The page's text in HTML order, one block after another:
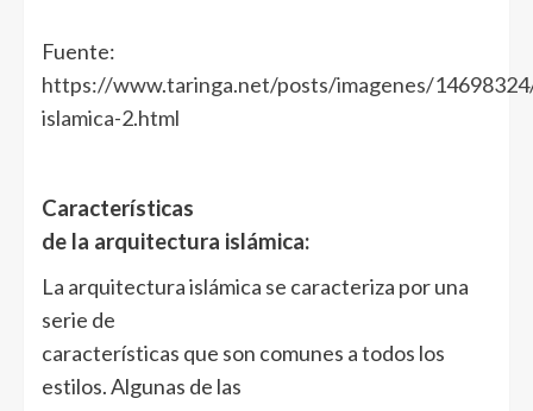
Fuente:
https://www.taringa.net/posts/imagenes/
islamica-2.html
Características
de la arquitectura islámica:
La arquitectura islámica se caracteriza por una
serie de
características que son comunes a todos los
estilos. Algunas de las